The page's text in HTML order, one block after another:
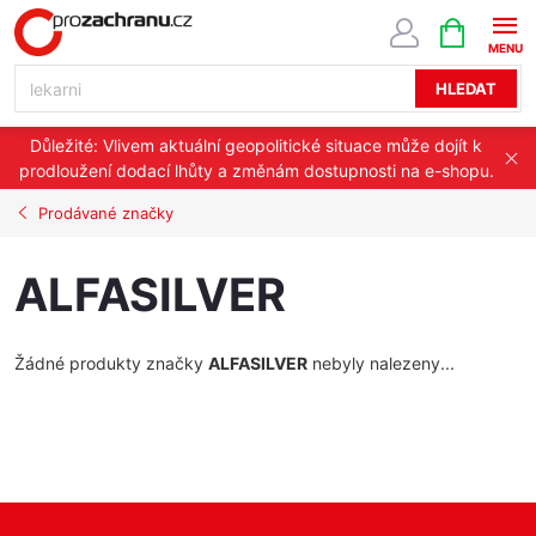
Přejít
na
HLEDAT
NÁKUPNÍ
KOŠÍK
Důležité: Vlivem aktuální geopolitické situace může dojít k
prodloužení dodací lhůty a změnám dostupnosti na e-shopu.
Prodávané značky
ALFASILVER
Žádné produkty značky ALFASILVER nebyly nalezeny...